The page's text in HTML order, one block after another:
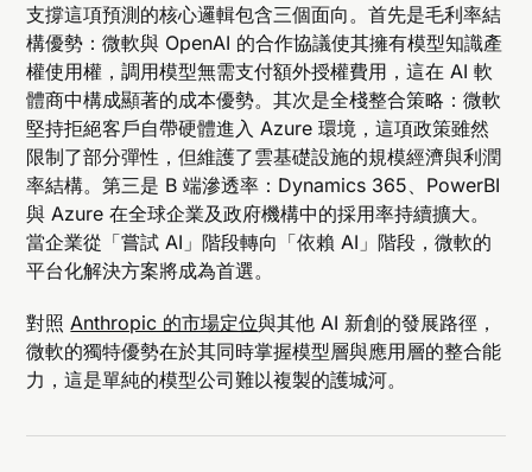
支撐這項預測的核心邏輯包含三個面向。首先是毛利率結
構優勢：微軟與 OpenAI 的合作協議使其擁有模型知識產
權使用權，調用模型無需支付額外授權費用，這在 AI 軟
體商中構成顯著的成本優勢。其次是全棧整合策略：微軟
堅持拒絕客戶自帶硬體進入 Azure 環境，這項政策雖然
限制了部分彈性，但維護了雲基礎設施的規模經濟與利潤
率結構。第三是 B 端滲透率：Dynamics 365、PowerBI
與 Azure 在全球企業及政府機構中的採用率持續擴大。
當企業從「嘗試 AI」階段轉向「依賴 AI」階段，微軟的
平台化解決方案將成為首選。
對照 Anthropic 的市場定位與其他 AI 新創的發展路徑，
微軟的獨特優勢在於其同時掌握模型層與應用層的整合能
力，這是單純的模型公司難以複製的護城河。